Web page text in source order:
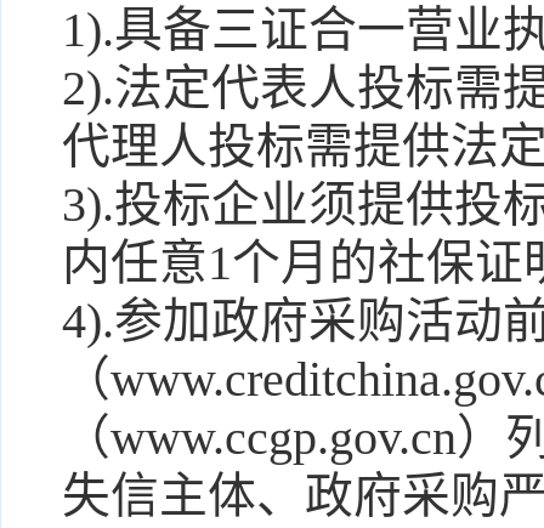
1).具备三证合一营业
2).法定代表人投标需
代理人投标需提供法
3).投标企业须提供投
内任意1个月的社保证
4).参加政府采购活动
（
（www.ccgp.gov.cn
失信主体、政府采购